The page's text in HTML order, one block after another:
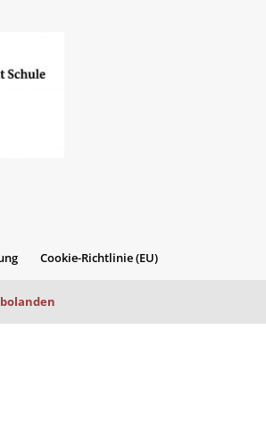
Cookie-Richtlinie (EU)